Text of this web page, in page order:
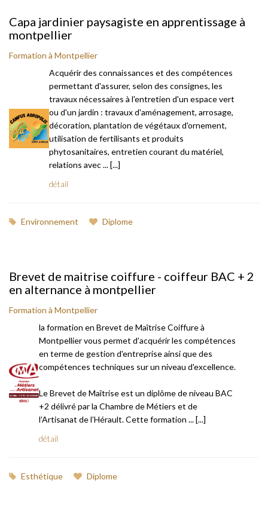
Capa jardinier paysagiste en apprentissage à
montpellier
Formation à Montpellier
Acquérir des connaissances et des compétences
permettant d'assurer, selon des consignes, les
travaux nécessaires à l'entretien d'un espace vert
ou d'un jardin : travaux d'aménagement, arrosage,
décoration, plantation de végétaux d'ornement,
utilisation de fertilisants et produits
phytosanitaires, entretien courant du matériel,
relations avec ... [...]
détail
Environnement Diplome
Brevet de maitrise coiffure - coiffeur BAC + 2
en alternance à montpellier
Formation à Montpellier
la formation en Brevet de Maîtrise Coiffure à
Montpellier vous permet d’acquérir les compétences
en terme de gestion d'entreprise ainsi que des
compétences techniques sur un niveau d'excellence.
Le Brevet de Maîtrise est un diplôme de niveau BAC
+2 délivré par la Chambre de Métiers et de
l’Artisanat de l’Hérault. Cette formation ... [...]
détail
Esthétique Diplome